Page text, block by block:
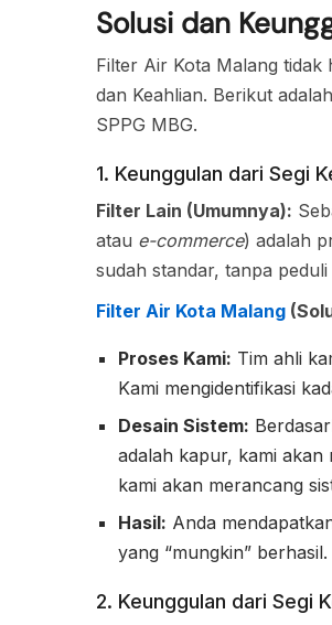
Solusi dan
Filter Air Kota Malang tidak
dan Keahlian. Berikut
SPPG MBG.
1. Keunggulan dari Segi
Filter Lain (Umumnya):
atau e-commerce) adalah
sudah standar, tanpa
Filter Air Kota Malang
Proses Kami: Tim ahli
Kami mengidentifikasi
Desain Sistem:
adalah kapur, kami akan
kami akan merancang
Hasil: Anda
yang “mungkin” berhasil.
2. Keunggulan dari Segi